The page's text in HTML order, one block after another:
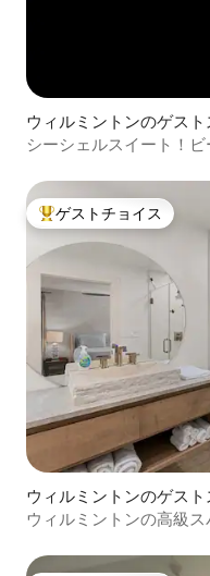
ウィルミントンのゲスト
シーシェルスイート！
大好評のゲストチョイス
ゲストチョイス
ウィルミントンのゲスト
ウィルミントンの高級